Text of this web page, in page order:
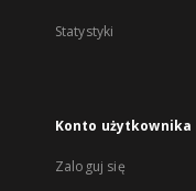
Statystyki
Konto użytkownika
Zaloguj się